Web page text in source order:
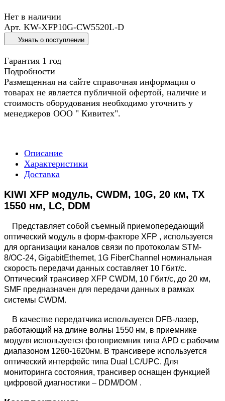
Нет в наличии
Арт. KW-XFP10G-CW5520L-D
Узнать о поступлении
Гарантия 1 год
Подробности
Размещенная на сайте справочная информация о
товарах не является публичной офертой, наличие и
стоимость оборудования необходимо уточнить у
менеджеров ООО " Кивитех".
Описание
Характеристики
Доставка
KIWI XFP модуль, CWDM, 10G, 20 км, TX
1550 нм, LC, DDM
Представляет собой съемный приемопередающий
оптический модуль в форм-факторе XFP , используется
для организации каналов связи по протоколам STM-
8/OC-24, GigabitEthernet, 1G FiberChannel номинальная
скорость передачи данных составляет 10 Гбит/с.
Оптический трансивер XFP CWDM, 10 Гбит/с, до 20 км,
SMF предназначен для передачи данных в рамках
системы CWDM.
В качестве передатчика используется DFB-лазер,
работающий на длине волны 1550 нм, в приемнике
модуля используется фотоприемник типа APD с рабочим
диапазоном 1260-1620нм. В трансивере используется
оптический интерфейс типа Dual LC/UPC. Для
мониторинга состояния, трансивер оснащен функцией
цифровой диагностики – DDM/DOM .